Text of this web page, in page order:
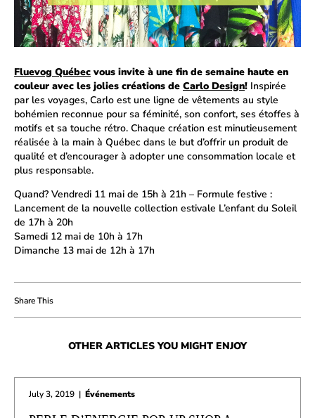
Fluevog Québec vous invite à une fin de semaine haute en
couleur avec les jolies créations de Carlo Design! Inspirée
par les voyages, Carlo est une ligne de vêtements au style
bohémien reconnue pour sa féminité, son confort, ses étoffes à
motifs et sa touche rétro. Chaque création est minutieusement
réalisée à la main à Québec dans le but d’offrir un produit de
qualité et d’encourager à adopter une consommation locale et
plus responsable.
Quand? Vendredi 11 mai de 15h à 21h – Formule festive :
Lancement de la nouvelle collection estivale L’enfant du Soleil
de 17h à 20h
Samedi 12 mai de 10h à 17h
Dimanche 13 mai de 12h à 17h
OTHER ARTICLES YOU MIGHT ENJOY
July 3, 2019 | Événements